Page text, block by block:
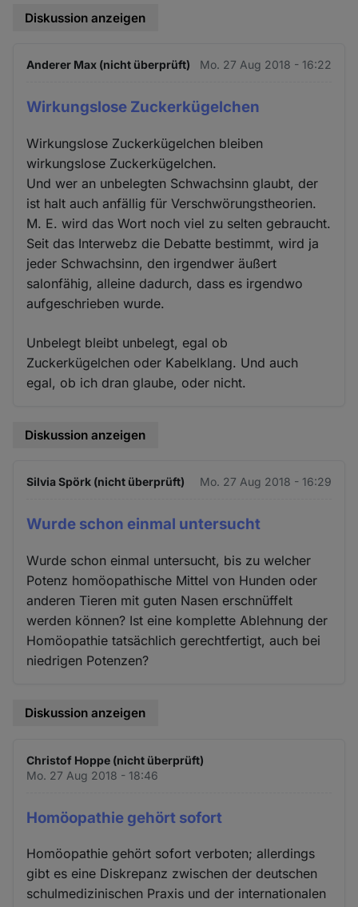
Diskussion anzeigen
Anderer Max (nicht überprüft) Mo. 27 Aug 2018 - 16:22
Wirkungslose Zuckerkügelchen
Wirkungslose Zuckerkügelchen bleiben
wirkungslose Zuckerkügelchen.
Und wer an unbelegten Schwachsinn glaubt, der
ist halt auch anfällig für Verschwörungstheorien.
M. E. wird das Wort noch viel zu selten gebraucht.
Seit das Interwebz die Debatte bestimmt, wird ja
jeder Schwachsinn, den irgendwer äußert
salonfähig, alleine dadurch, dass es irgendwo
aufgeschrieben wurde.
Unbelegt bleibt unbelegt, egal ob
Zuckerkügelchen oder Kabelklang. Und auch
egal, ob ich dran glaube, oder nicht.
Diskussion anzeigen
Silvia Spörk (nicht überprüft) Mo. 27 Aug 2018 - 16:29
Wurde schon einmal untersucht
Wurde schon einmal untersucht, bis zu welcher
Potenz homöopathische Mittel von Hunden oder
anderen Tieren mit guten Nasen erschnüffelt
werden können? Ist eine komplette Ablehnung der
Homöopathie tatsächlich gerechtfertigt, auch bei
niedrigen Potenzen?
Diskussion anzeigen
Christof Hoppe (nicht überprüft)
Mo. 27 Aug 2018 - 18:46
Homöopathie gehört sofort
Homöopathie gehört sofort verboten; allerdings
gibt es eine Diskrepanz zwischen der deutschen
schulmedizinischen Praxis und der internationalen